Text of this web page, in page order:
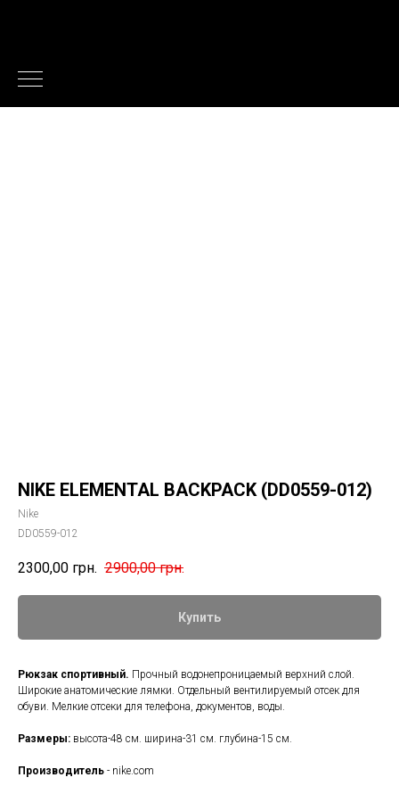
NIKE ELEMENTAL BACKPACK (DD0559-012)
Nike
DD0559-012
2300,00 грн. 2900,00 грн.
Купить
Рюкзак спортивный. Прочный водонепроницаемый верхний слой.
Широкие анатомические лямки. Отдельный вентилируемый отсек для
обуви. Мелкие отсеки для телефона, документов, воды.
Размеры: высота-48 см. ширина-31 см. глубина-15 см.
Производитель - nike.com